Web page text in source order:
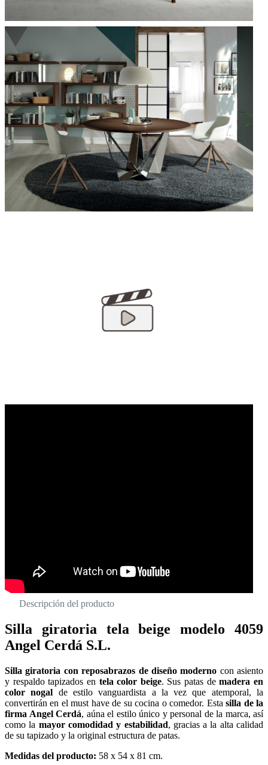
Descripción del producto
Silla giratoria tela beige modelo 4059
Angel Cerdá S.L.
Silla giratoria con reposabrazos de diseño moderno con asiento
y respaldo tapizados en tela color beige. Sus patas demadera en
color nogal de estilo vanguardista a la vez que atemporal, la
convertirán en el must have de su cocina o comedor. Estasilla de la
firma Angel Cerdá, aúna el estilo único y personal de la marca, así
como la mayor comodidad y estabilidad, gracias a la alta calidad
de su tapizado y la original estructura de patas.
Medidas del producto: 58 x 54 x 81 cm.